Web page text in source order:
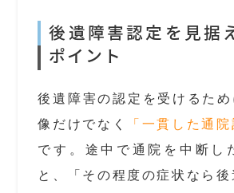
後遺障害認定を見据
ポイント
後遺障害の認定を受けるた
像だけでなく
「一貫した通院
です。途中で通院を中断し
と、「その程度の症状なら後